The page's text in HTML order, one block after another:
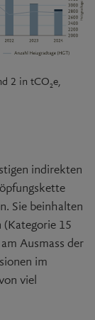
2 in tCO2e,
indirekten
Sie beinhalten
15
Ausmass der
im
viel